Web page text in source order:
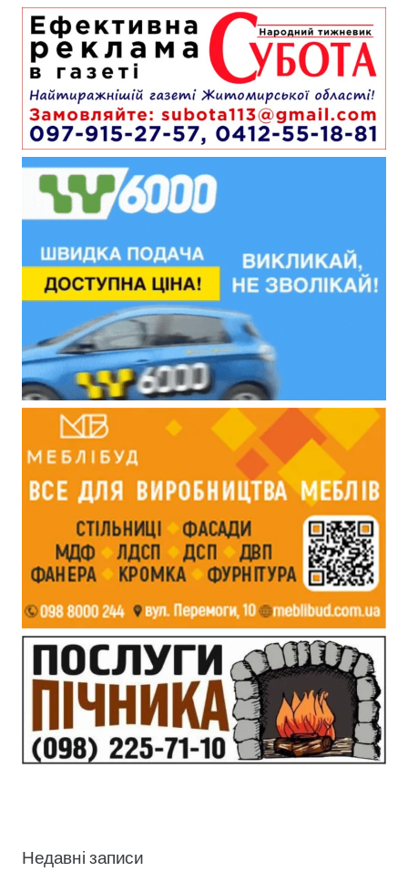
Недавні записи